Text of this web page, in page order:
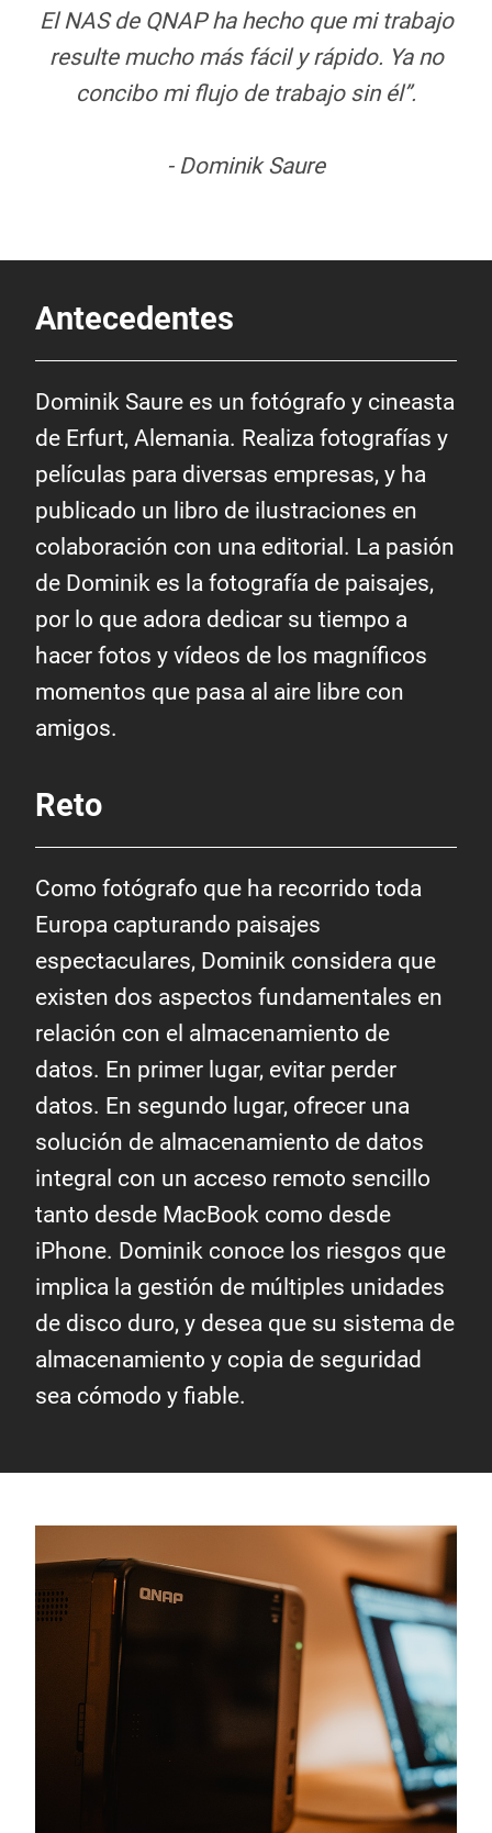
El NAS de QNAP ha hecho que mi trabajo
resulte mucho más fácil y rápido. Ya no
concibo mi flujo de trabajo sin él”.
- Dominik Saure
Antecedentes
Dominik Saure es un fotógrafo y cineasta
de Erfurt, Alemania. Realiza fotografías y
películas para diversas empresas, y ha
publicado un libro de ilustraciones en
colaboración con una editorial. La pasión
de Dominik es la fotografía de paisajes,
por lo que adora dedicar su tiempo a
hacer fotos y vídeos de los magníficos
momentos que pasa al aire libre con
amigos.
Reto
Como fotógrafo que ha recorrido toda
Europa capturando paisajes
espectaculares, Dominik considera que
existen dos aspectos fundamentales en
relación con el almacenamiento de
datos. En primer lugar, evitar perder
datos. En segundo lugar, ofrecer una
solución de almacenamiento de datos
integral con un acceso remoto sencillo
tanto desde MacBook como desde
iPhone. Dominik conoce los riesgos que
implica la gestión de múltiples unidades
de disco duro, y desea que su sistema de
almacenamiento y copia de seguridad
sea cómodo y fiable.